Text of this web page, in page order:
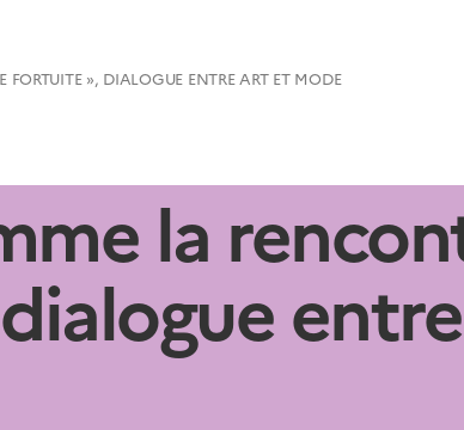
», DIALOGUE ENTRE ART ET MODE
la